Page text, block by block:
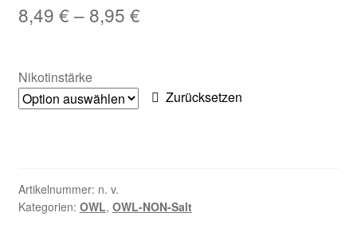
Zubehör
Kontaktformular
Unsere Standorte
8,49 € – 8,95 €
Nikotinstärke
Zurücksetzen
Artikelnummer: n. v.
Kategorien: OWL, OWL-NON-Salt